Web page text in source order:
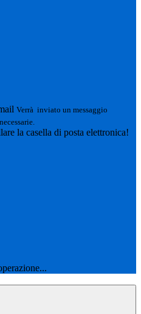
Verrà inviato un messaggio
la casella di posta elettronica!